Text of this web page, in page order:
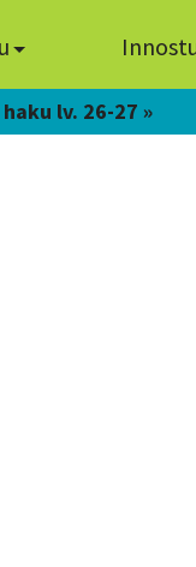
lv. 26-27 »